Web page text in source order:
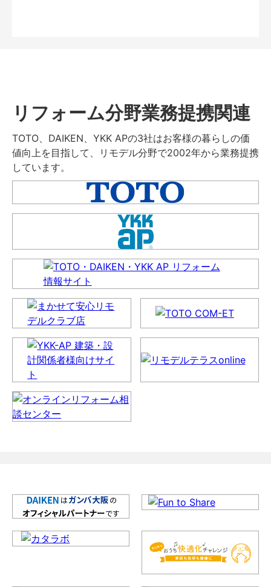
リフォーム分野業務提携関連
TOTO、DAIKEN、YKK APの3社はお客様の暮らしの価
値向上を目指して、リモデル分野で2002年から業務提携
しています。